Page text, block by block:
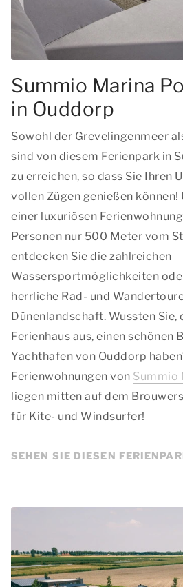
Summio Marina
in Ouddorp
Sowohl der Grevelingenmeer
sind von diesem Ferienpark in
zu erreichen, so dass Sie Ihren
vollen Zügen genießen können!
einer luxuriösen
Personen nur 500 Meter vom
entdecken Sie die zahlreichen
Wassersportmöglichkeiten
herrliche Rad- und
Dünenlandschaft. Wussten Sie,
Ferienhaus aus, einen schönen
Yachthafen von Ouddorp
Ferienwohnungen von Summio
liegen mitten auf dem
für Kite- und Windsurfer!
SEHEN SIE DIESEN